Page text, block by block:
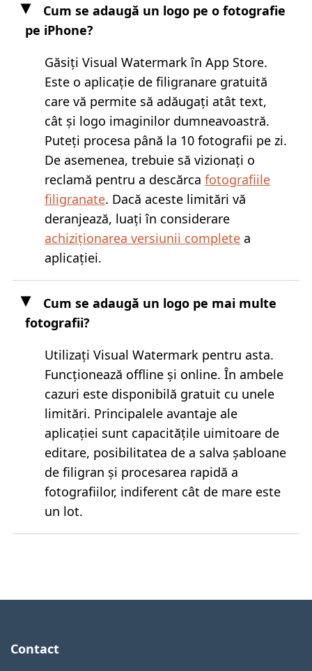
Cum se adaugă un logo pe o fotografie
pe iPhone?
Găsiți Visual Watermark în App Store.
Este o aplicație de filigranare gratuită
care vă permite să adăugați atât text,
cât și logo imaginilor dumneavoastră.
Puteți procesa până la 10 fotografii pe zi.
De asemenea, trebuie să vizionați o
reclamă pentru a descărca fotografiile
filigranate. Dacă aceste limitări vă
deranjează, luați în considerare
achiziționarea versiunii complete a
aplicației.
Cum se adaugă un logo pe mai multe
fotografii?
Utilizați Visual Watermark pentru asta.
Funcționează offline și online. În ambele
cazuri este disponibilă gratuit cu unele
limitări. Principalele avantaje ale
aplicației sunt capacitățile uimitoare de
editare, posibilitatea de a salva șabloane
de filigran și procesarea rapidă a
fotografiilor, indiferent cât de mare este
un lot.
Contact